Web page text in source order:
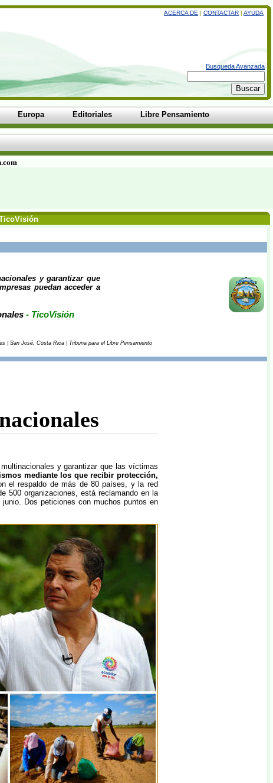
ACERCA DE | CONTACTAR | AYUDA
Busqueda Avanzada
Europa Editoriales Libre Pensamiento
y garantizar que
puedan acceder a
- TicoVisión
| San José, Costa Rica | Tribuna para el Libre Pensamiento
y garantizar que las víctimas
mediante los que recibir protección,
el respaldo de más de 80 países, y la red
500 organizaciones, está reclamando en la
Dos peticiones con muchos puntos en